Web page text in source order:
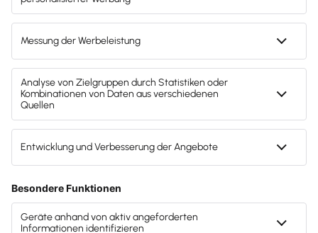
Generationenübergreifend führen: Erfolgstipps
Unterschiede bewusst wahrgenommen werden und
die Führungskraft darum bemüht ist, für alle eine
Arbeitsumgebung mit
Weiterentwicklungsmöglichkeiten zu erschaffen –
auch dann, wenn Erwartungen und
Voraussetzungen spürbar auseinanderklaffen.
Dabei profitieren alle von einem Mix aus Diversität
und Digitalisierung.
Autor:in:Carola Heine
Veröffentlicht:
27.01.2025
Kategorie:Steuerberater:innen